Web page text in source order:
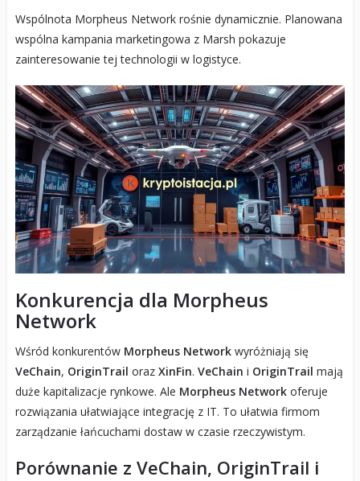
Wspólnota Morpheus Network rośnie dynamicznie. Planowana
wspólna kampania marketingowa z Marsh pokazuje
zainteresowanie tej technologii w logistyce.
Konkurencja dla Morpheus
Network
Wśród konkurentów Morpheus Networkwyróżniają się
VeChain, OriginTrail oraz XinFin. VeChain i OriginTrail mają
duże kapitalizacje rynkowe. Ale Morpheus Networkoferuje
rozwiązania ułatwiające integrację z IT. To ułatwia firmom
zarządzanie łańcuchami dostaw w czasie rzeczywistym.
Porównanie z VeChain, OriginTrail i